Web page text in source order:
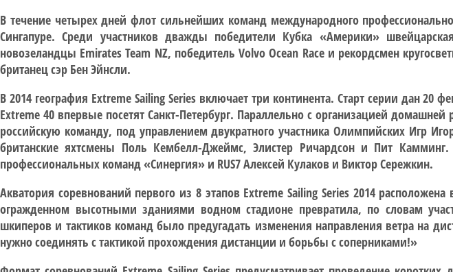
В течение четырех дней флот сильнейших команд международного
Сингапуре. Среди участников дважды победители Кубка «Америки»
новозеландцы Emirates Team NZ, победитель Volvo Ocean Race и рекордсмен
британец сэр Бен Эйнсли.
В 2014 география Extreme Sailing Series включает три континента. Старт серии дан
Extreme 40 впервые посетят Санкт-Петербург. Параллельно с организацией
российскую команду, под управлением двукратного участника Олимпийских Игр
британские яхтсмены Поль Кембелл-Джеймс, Элистер Ричардсон и Пит
профессиональных команд «Синергия» и RUS7 Алексей Кулаков и Виктор Сережкин.
Акватория соревнований первого из 8 этапов Extreme Sailing Series 2014
огражденном высотными зданиями водном стадионе превратила, по словам
шкиперов и тактиков команд было предугадать изменения направления ветра на
нужно соединять с тактикой прохождения дистанции и борьбы с соперниками!»